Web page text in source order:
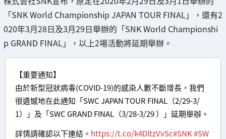
「SNK World Championship JAPAN TOUR FINAL」，還有2
020年3月28日及3月29日舉辦的「SNK World Championshi
p GRAND FINAL」，以上2場活動將延期舉辦。
【重要通知】
由於新型冠狀病毒(COVID-19)的感染人數不斷增長，我們
很遺憾地在此通知「SWC JAPAN TOUR FINAL（2/29-3/
1）」及「SWC GRAND FINAL（3/28-3/29 ）」延期舉辦。
詳情請確認以下連結。 https://t.co/k4DltzVvSc#SNK#SW